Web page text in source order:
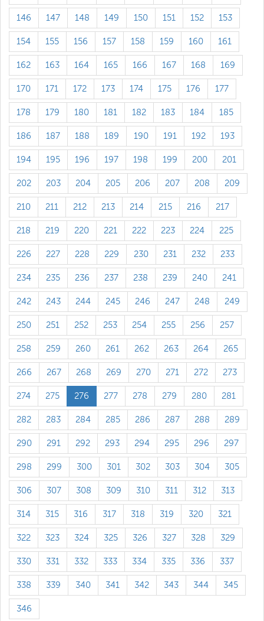
146 147 148 149 150 151 152 153
154 155 156 157 158 159 160 161
162 163 164 165 166 167 168 169
170 171 172 173 174 175 176 177
178 179 180 181 182 183 184 185
186 187 188 189 190 191 192 193
194 195 196 197 198 199 200 201
202 203 204 205 206 207 208 209
210 211 212 213 214 215 216 217
218 219 220 221 222 223 224 225
226 227 228 229 230 231 232 233
234 235 236 237 238 239 240 241
242 243 244 245 246 247 248 249
250 251 252 253 254 255 256 257
258 259 260 261 262 263 264 265
266 267 268 269 270 271 272 273
274 275 276 277 278 279 280 281
282 283 284 285 286 287 288 289
290 291 292 293 294 295 296 297
298 299 300 301 302 303 304 305
306 307 308 309 310 311 312 313
314 315 316 317 318 319 320 321
322 323 324 325 326 327 328 329
330 331 332 333 334 335 336 337
338 339 340 341 342 343 344 345
346